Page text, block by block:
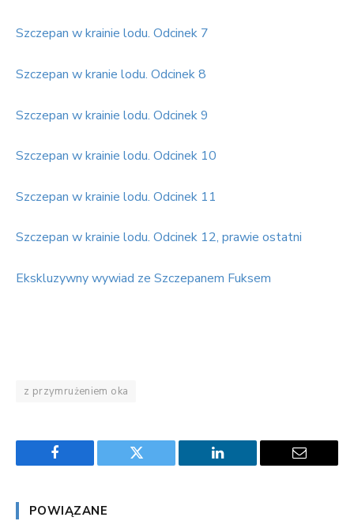
Szczepan w krainie lodu. Odcinek 7
Szczepan w kranie lodu. Odcinek 8
Szczepan w krainie lodu. Odcinek 9
Szczepan w krainie lodu. Odcinek 10
Szczepan w krainie lodu. Odcinek 11
Szczepan w krainie lodu. Odcinek 12, prawie ostatni
Ekskluzywny wywiad ze Szczepanem Fuksem
z przymrużeniem oka
Facebook Twitter LinkedIn Email
POWIĄZANE